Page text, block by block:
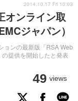
オンライン取
ジャパン）
ョンの最新版「RSA Web
提供を開始したと発表
49 views
2014.10.17 Fri 10:03